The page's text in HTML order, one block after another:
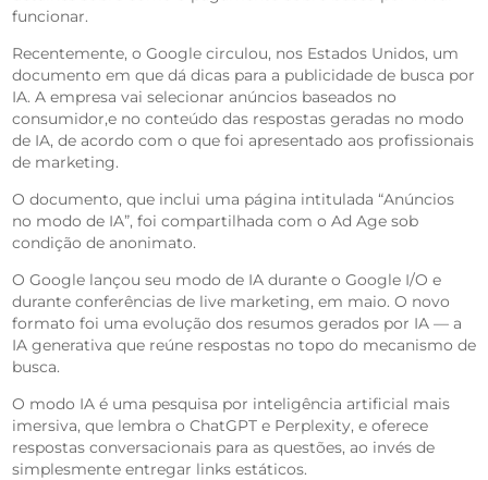
funcionar.
Recentemente, o Google circulou, nos Estados Unidos, um
documento em que dá dicas para a publicidade de busca por
IA. A empresa vai selecionar anúncios baseados no
consumidor,e no conteúdo das respostas geradas no modo
de IA, de acordo com o que foi apresentado aos profissionais
de marketing.
O documento, que inclui uma página intitulada “Anúncios
no modo de IA”, foi compartilhada com o Ad Age sob
condição de anonimato.
O Google lançou seu modo de IA durante o Google I/O e
durante conferências de live marketing, em maio. O novo
formato foi uma evolução dos resumos gerados por IA — a
IA generativa que reúne respostas no topo do mecanismo de
busca.
O modo IA é uma pesquisa por inteligência artificial mais
imersiva, que lembra o ChatGPT e Perplexity, e oferece
respostas conversacionais para as questões, ao invés de
simplesmente entregar links estáticos.